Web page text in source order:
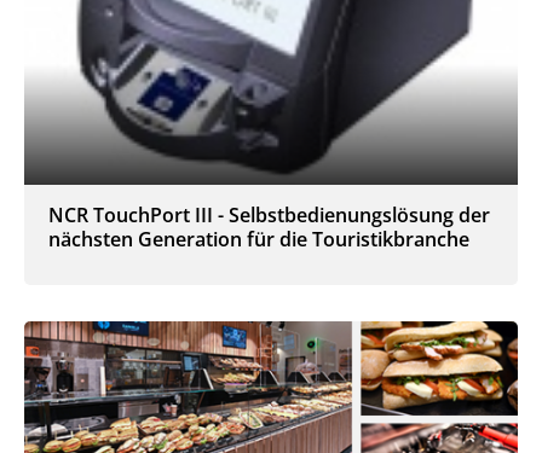
NCR TouchPort III - Selbstbedienungslösung der
nächsten Generation für die Touristikbranche